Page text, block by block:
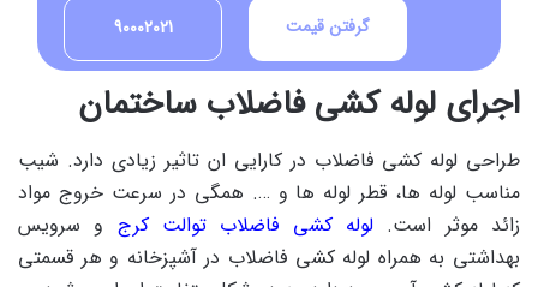
90002021 گرفتن قیمت
اجرای لوله کشی فاضلاب ساختمان
طراحی لوله کشی فاضلاب در کارایی ان تاثیر زیادی دارد. شیب
مناسب لوله ها، قطر لوله ها و …. همگی در سرعت خروج مواد
زائد موثر است. لوله کشی فاضلاب توالت کرج و سرویس
بهداشتی به همراه لوله کشی فاضلاب در آشپزخانه و هر قسمتی